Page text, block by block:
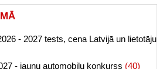
- 2027 tests, cena Latvijā un lietotāju
- jaunu automobiļu konkurss (40)